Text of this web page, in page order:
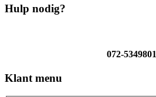
Hulp nodig?
072-5349801
Klant menu